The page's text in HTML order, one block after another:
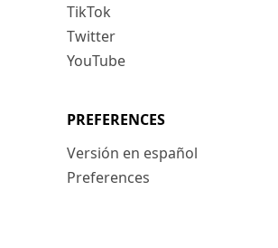
TikTok
Twitter
YouTube
PREFERENCES
Versión en español
Preferences